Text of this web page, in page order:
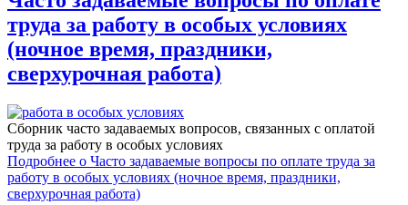
труда за работу в особых условиях
(ночное время, праздники,
сверхурочная работа)
Сборник часто задаваемых вопросов, связанных c оплатой
труда за работу в особых условиях
Подробнее о Часто задаваемые вопросы по оплате труда за
работу в особых условиях (ночное время, праздники,
сверхурочная работа)